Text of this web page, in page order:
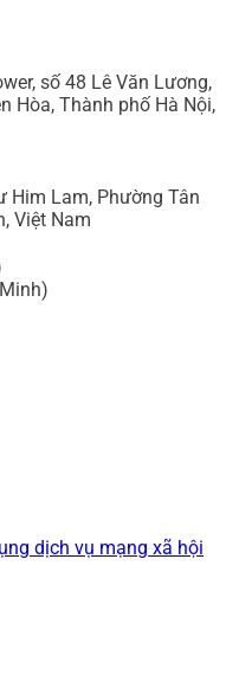
số 48 Lê Văn Lương,
Hòa, Thành phố Hà Nội,
Him Lam, Phường Tân
Việt Nam
dịch vụ mạng xã hội